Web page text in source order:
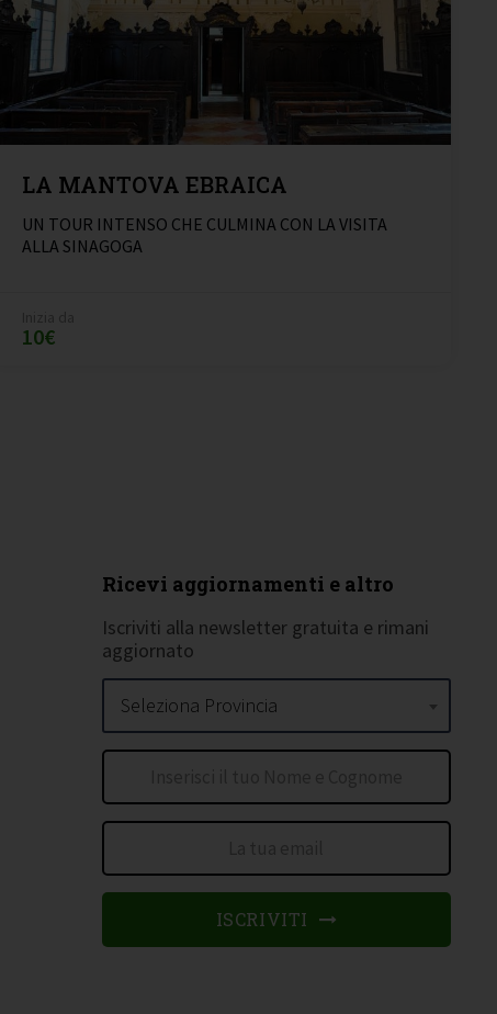
LA MANTOVA EBRAICA
UN TOUR INTENSO CHE CULMINA CON LA VISITA
ALLA SINAGOGA
10€
Ricevi aggiornamenti e altro
Iscriviti alla newsletter gratuita e rimani
aggiornato
Seleziona Provincia
ISCRIVITI